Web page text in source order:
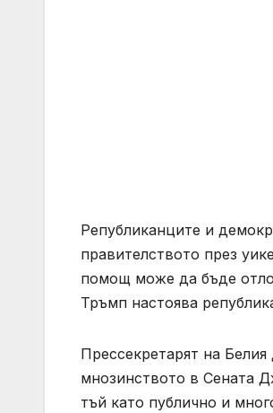
Републиканците и
правителството през
помощ може да бъде
Тръмп настоява
Прессекретарят на
мнозинството в Сената
тъй като публично и